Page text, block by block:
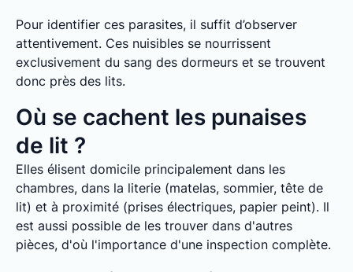
Pour identifier ces parasites, il suffit d’observer
attentivement. Ces nuisibles se nourrissent
exclusivement du sang des dormeurs et se trouvent
donc près des lits.
Où se cachent les punaises
de lit ?
Elles élisent domicile principalement dans les
chambres, dans la literie (matelas, sommier, tête de
lit) et à proximité (prises électriques, papier peint). Il
est aussi possible de les trouver dans d'autres
pièces, d'où l'importance d'une inspection complète.